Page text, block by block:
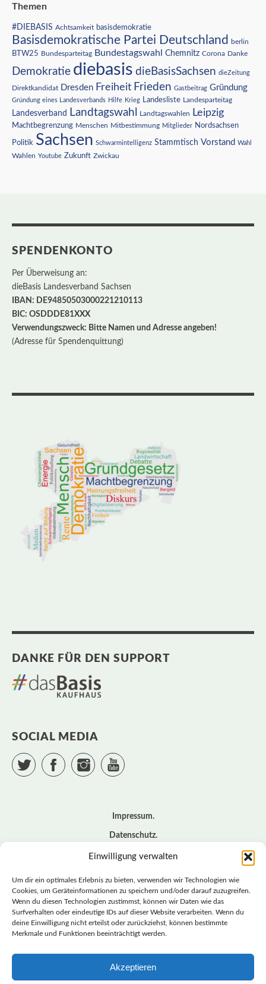
Einwilligung verwalten
Um dir ein optimales Erlebnis zu bieten, verwenden wir Technologien wie
Cookies, um Geräteinformationen zu speichern und/oder darauf zuzugreifen.
Wenn du diesen Technologien zustimmst, können wir Daten wie das
Surfverhalten oder eindeutige IDs auf dieser Website verarbeiten. Wenn du
deine Einwilligung nicht erteilst oder zurückziehst, können bestimmte
Merkmale und Funktionen beeinträchtigt werden.
Akzeptieren
Themen
#DIEBASIS Achtsamkeit basisdemokratie
Basisdemokratische Partei Deutschland berlin
BTW25 Bundesparteitag Bundestagswahl Chemnitz Corona Danke
Demokratie diebasis dieBasisSachsen dieZeitung
Direktkandidat Dresden Freiheit Frieden Gastbeitrag Gründung
Gründung eines Landesverbands Hilfe Krieg Landesliste Landesparteitag
Landesverband Landtagswahl Landtagswahlen Leipzig
Machtbegrenzung Menschen Mitbestimmung Mitglieder Nordsachsen
Politik Sachsen Schwarmintelligenz Stammtisch Vorstand Wahl
Wahlen Youtube Zukunft Zwickau
SPENDENKONTO
Per Überweisung an:
dieBasis Landesverband Sachsen
IBAN: DE94850503000221210113
BIC: OSDDDE81XXX
Verwendungszweck: Bitte Namen und Adresse angeben!
(Adresse für Spendenquittung)
DANKE FÜR DEN SUPPORT
SOCIAL MEDIA
Twitter Facebook Instagram
Impressum
Datenschutz
Cookie – Richtlinie (EU)
© BASISDEMOKRATISCHE PARTEI DEUTSCHLAND *
LANDESVERBAND SACHSEN
LANDESVERBAND